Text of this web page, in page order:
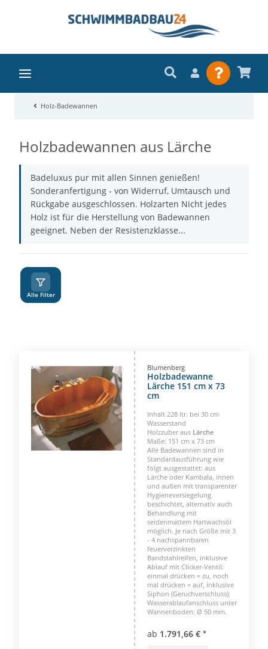
Holz-Badewannen
Holzbadewannen aus Lärche
Badeluxus pur mit allen Sinnen genießen!
Sonderanfertigung - von Widerruf, Umtausch und
Rückgabe ausgeschlossen. Holzarten Nicht jedes
Holz ist für die Herstellung von Badewannen
geeignet. Neben der Resistenzklasse...
A
Alle Filter
Blumenberg
Holzbadewanne
Lärche 151 cm x 73
cm
Inhalt 228 ltr. bei 30 cm
Wasserstand
Holzzuber aus Lärche
Maße: 151 cm x 73 cm
Alle Badewannen sind in
Standardausführung wie
folgt ausgestattet: aus
Lärche oder Kambala, innen
und außen mit transparenter
Hygieneversiegelung
beschichtet, alternativ auch
Behandlung mit
seidenmattem Hartwachsöl
möglich. Je nach Größe mit 3
- 4 nachspannbaren
feuerverzinkten
Bandstahlreifen, inklusive
Ablauf mit Clicker-Ventil:
einmal drücken = zu, noch
mal drücken = auf, inklusive
Siphon (Geruchverschluss):
Wasserablaufanschluss unter
Wannenboden: Ø 50 mm.
ab 1.791,66 € *